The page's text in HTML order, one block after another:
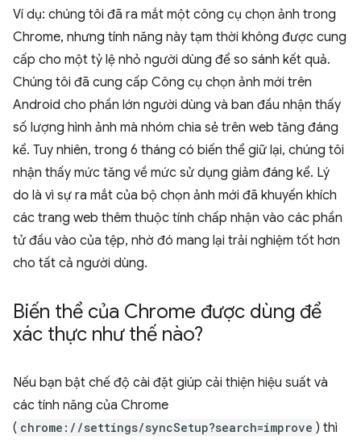
Ví dụ: chúng tôi đã ra mắt một công cụ chọn ảnh trong
Chrome, nhưng tính năng này tạm thời không được cung
cấp cho một tỷ lệ nhỏ người dùng để so sánh kết quả.
Chúng tôi đã cung cấp Công cụ chọn ảnh mới trên
Android cho phần lớn người dùng và ban đầu nhận thấy
số lượng hình ảnh mà nhóm chia sẻ trên web tăng đáng
kể. Tuy nhiên, trong 6 tháng có biến thể giữ lại, chúng tôi
nhận thấy mức tăng về mức sử dụng giảm đáng kể. Lý
do là vì sự ra mắt của bộ chọn ảnh mới đã khuyến khích
các trang web thêm thuộc tính chấp nhận vào các phần
tử đầu vào của tệp, nhờ đó mang lại trải nghiệm tốt hơn
cho tất cả người dùng.
Biến thể của Chrome được dùng để
xác thực như thế nào?
Nếu bạn bật chế độ cài đặt giúp cải thiện hiệu suất và
các tính năng của Chrome
( chrome://settings/syncSetup?search=improve ) thì